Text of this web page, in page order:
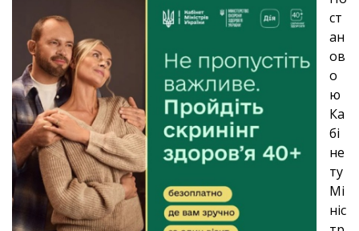
ст
ан
ов
о
ю
Ка
бі
не
ту
Мі
ніс